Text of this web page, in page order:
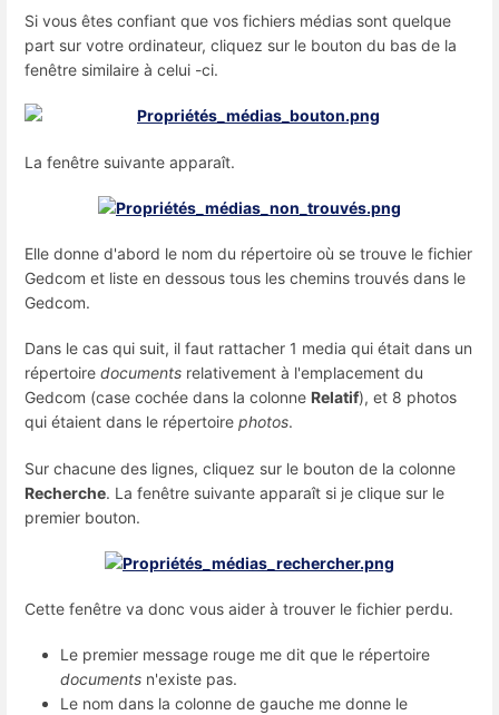
Si vous êtes confiant que vos fichiers médias sont quelque
part sur votre ordinateur, cliquez sur le bouton du bas de la
fenêtre similaire à celui -ci.
La fenêtre suivante apparaît.
Elle donne d'abord le nom du répertoire où se trouve le fichier
Gedcom et liste en dessous tous les chemins trouvés dans le
Gedcom.
Dans le cas qui suit, il faut rattacher 1 media qui était dans un
répertoire documents relativement à l'emplacement du
Gedcom (case cochée dans la colonne Relatif), et 8 photos
qui étaient dans le répertoire photos.
Sur chacune des lignes, cliquez sur le bouton de la colonne
Recherche. La fenêtre suivante apparaît si je clique sur le
premier bouton.
Cette fenêtre va donc vous aider à trouver le fichier perdu.
Le premier message rouge me dit que le répertoire
documents n'existe pas.
Le nom dans la colonne de gauche me donne le